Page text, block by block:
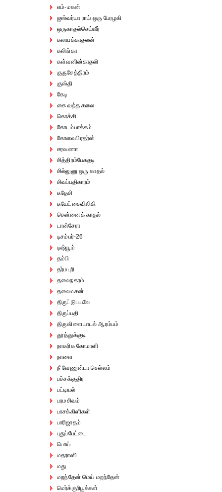
எம்-மகன்
ஐஸ்வர்யா ராய் ஒரு பேரழகி
ஒருகாதல்செய்வீர்
கலாபக்காதலன்
கலிங்கா
கள்வனின்காதலி
குருசேத்திரம்
குஸ்தி
கேடி
கை வந்த கலை
கொக்கி
கோடம்பாக்கம்
கோவைபிரதர்ஸ்
சரவணா
சித்திரம்பேசுதடி
சில்லுனு ஒரு காதல்
சிவப்பதிகாரம்
சுதேசி
சுயேட்சைவிலிகி
சென்னைக் காதல்
டான்சேரா
டிசம்பர்-26
டிஷ்யூம்
தம்பி
தர்மபுரி
தலைநகரம்
தலைமகன்
திருட்டுபயலே
திருப்பதி
திருவிளையாடல் ஆரம்பம்
தூத்துக்குடி
நாகரிக கோமாளி
நாளை
நீ வேணுன்டா செல்லம்
பச்சக்குதிர
பட்டியல்
பரமசிவம்
பாசக்கிளிகள்
பாரிஜாதம்
புதுப்பேட்டை
பொய்
மதராஸி
மது
மறந்தேன் மெய் மறந்தேன்
மெர்க்குரிபூக்கள்